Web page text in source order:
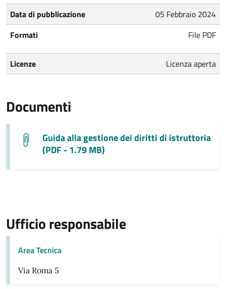
Data di pubblicazione
05 Febbraio 2024
Formati
File PDF
Licenze Licenza aperta
Documenti
Guida alla gestione dei diritti di istruttoria
(PDF - 1.79 MB)
Ufficio responsabile
Area Tecnica
Via Roma 5